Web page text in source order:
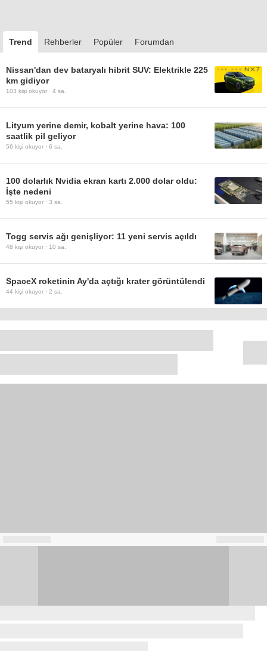
Trend Rehberler Popüler Forumdan
Nissan'dan dev bataryalı hibrit SUV: Elektrikle 225
km gidiyor
103 kişi okuyor · 4 sa.
Lityum yerine demir, kobalt yerine hava: 100
saatlik pil geliyor
56 kişi okuyor · 6 sa.
100 dolarlık Nvidia ekran kartı 2.000 dolar oldu:
İşte nedeni
55 kişi okuyor · 3 sa.
Togg servis ağı genişliyor: 11 yeni servis açıldı
48 kişi okuyor · 10 sa.
SpaceX roketinin Ay'da açtığı krater görüntülendi
44 kişi okuyor · 2 sa.